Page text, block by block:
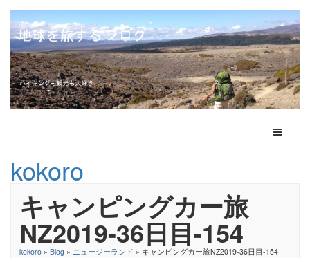
Toggle
kokoro
キャンピングカー旅
NZ2019-36日目-154
kokoro » Blog » ニュージーランド » キャンピングカー旅NZ2019-36日目-154